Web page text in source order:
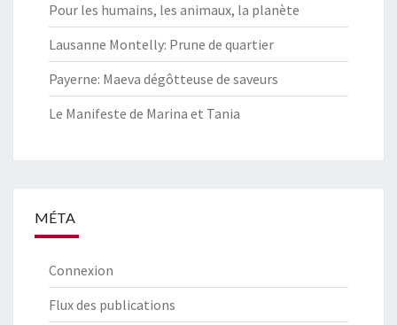
Pour les humains, les animaux, la planète
Lausanne Montelly: Prune de quartier
Payerne: Maeva dégôtteuse de saveurs
Le Manifeste de Marina et Tania
MÉTA
Connexion
Flux des publications